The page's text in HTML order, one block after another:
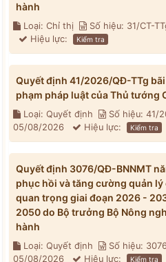
hành
Loại: Chỉ thị Số hiệu: 31/CT-
Hiệu lực:
Kiểm tra
Quyết định 41/2026/QĐ-TTg
phạm pháp luật của Thủ tướng
Loại: Quyết định Số hiệu: 41/
05/08/2026
Hiệu lực: Kiểm tra
Quyết định 3076/QĐ-BNNMT
phục hồi và tăng cường quản
quan trọng giai đoạn 2026 -
2050 do Bộ trưởng Bộ Nông
hành
Loại: Quyết định Số hiệu:
05/08/2026
Hiệu lực: Kiểm tra